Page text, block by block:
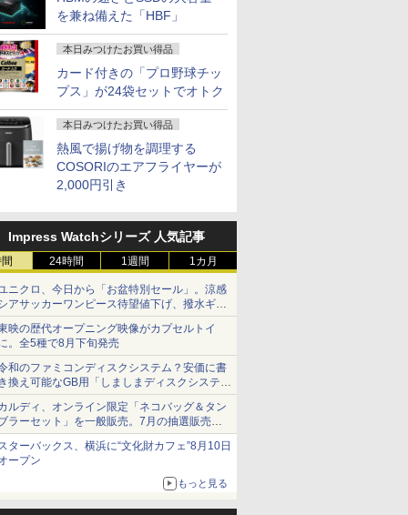
を兼ね備えた「HBF」
本日みつけたお買い得品
カード付きの「プロ野球チッ
プス」が24袋セットでオトク
本日みつけたお買い得品
熱風で揚げ物を調理する
COSORIのエアフライヤーが
2,000円引き
Impress Watchシリーズ 人気記事
24時間 1週間 1カ月
ニクロ、今日から「お盆特別セール」。涼感
アサッカーワンピース待望値下げ、撥水ギア
ョーツは1990円に
映の歴代オープニング映像がカプセルトイ
。全5種で8月下旬発売
和のファミコンディスクシステム？安価に書
換え可能なGB用「しましまディスクシステ
」
ルディ、オンライン限定「ネコバッグ＆タン
ラーセット」を一般販売。7月の抽選販売の
選無効分
ターバックス、横浜に“文化財カフェ”8月10日
ープン
もっと見る